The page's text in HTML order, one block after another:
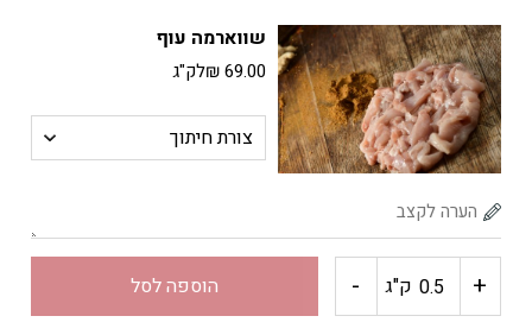
עוף
שווארמה עוף
₪69.00 לק"ג
+ כמות ק"ג - הוספה לסל